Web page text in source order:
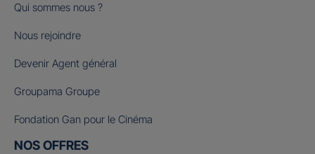
Qui sommes nous ?
Nous rejoindre
Devenir Agent général
Groupama Groupe
Fondation Gan pour le Cinéma
NOS OFFRES